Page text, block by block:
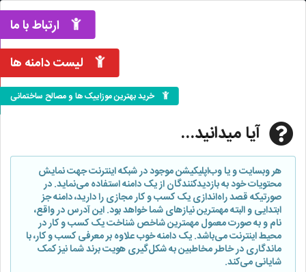
ارتباط با ما
لیست دامنه ها
خرید بهترین موزاییک ها و مصالح ساختمانی
آیا میدانید...
هر وبسایت و یا وب‌اپلیکیشن موجود در شبکه اینترنت جهت نمایش
محتویات خود به بازدیدکنندگان از یک دامنه استفاده می‌نماید. در
صورتیکه قصد راه‌اندازی یک کسب و کار مجازی را دارید، دامنه جز
ابتدایی و البته مهمترین نیازهای شما خواهد بود. این آدرس در واقع،
نام و به صورت معمول مهمترین شاخص شناخت یک کسب و کار در
محیط اینترنت می‌باشد. یک دامنه خوب علاوه بر معرفی کسب و کار، با
ماندگاری در خاطر مخاطبین به شکل‌گیری هویت برند شما نیز کمک
شایانی می‌کند.